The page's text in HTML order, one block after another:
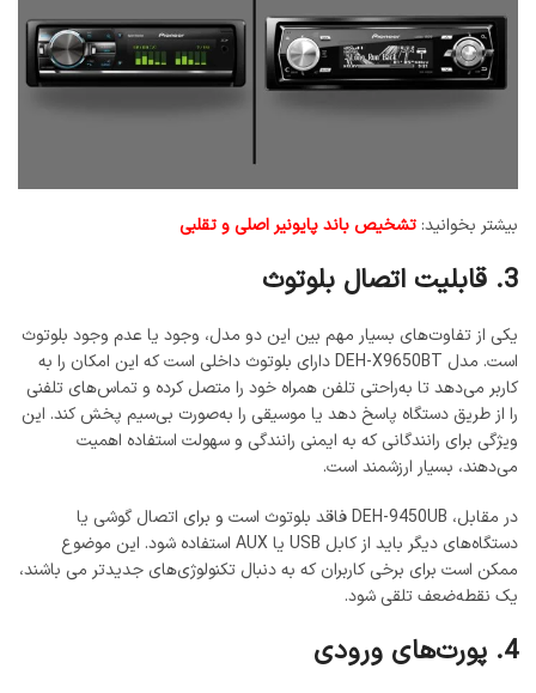
بیشتر بخوانید: تشخیص باند پایونیر اصلی و تقلبی
3. قابلیت اتصال بلوتوث
یکی از تفاوت‌های بسیار مهم بین این دو مدل، وجود یا عدم وجود بلوتوث
است. مدل DEH-X9650BT دارای بلوتوث داخلی است که این امکان را به
کاربر می‌دهد تا به‌راحتی تلفن همراه خود را متصل کرده و تماس‌های تلفنی
را از طریق دستگاه پاسخ دهد یا موسیقی را به‌صورت بی‌سیم پخش کند. این
ویژگی برای رانندگانی که به ایمنی رانندگی و سهولت استفاده اهمیت
می‌دهند، بسیار ارزشمند است.
در مقابل، DEH-9450UB فاقد بلوتوث است و برای اتصال گوشی یا
دستگاه‌های دیگر باید از کابل USB یا AUX استفاده شود. این موضوع
ممکن است برای برخی کاربران که به دنبال تکنولوژی‌های جدیدتر می باشند،
یک نقطه‌ضعف تلقی شود.
4. پورت‌های ورودی